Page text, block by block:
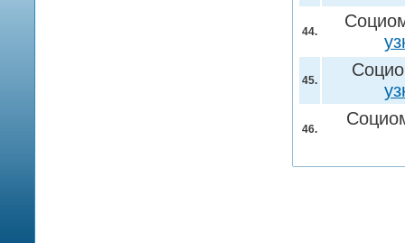
44.
45.
46.